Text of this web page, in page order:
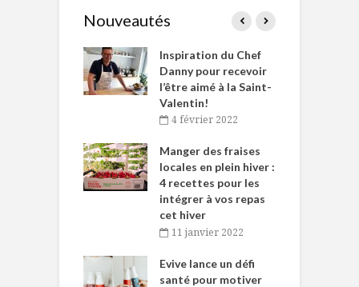
Nouveautés
Inspiration du Chef
Danny pour recevoir
l’être aimé à la Saint-
Valentin!
4 février 2022
Manger des fraises
locales en plein hiver :
4 recettes pour les
intégrer à vos repas
cet hiver
11 janvier 2022
Evive lance un défi
santé pour motiver